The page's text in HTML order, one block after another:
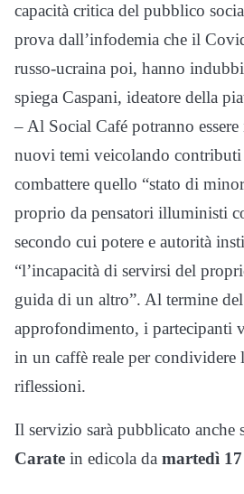
capacità critica del pubblico
prova dall’infodemia che il
russo-ucraina poi, hanno
spiega Caspani, ideatore della
– Al Social Café potranno
nuovi temi veicolando
combattere quello “stato di
proprio da pensatori illuministi
secondo cui potere e autorità
“l’incapacità di servirsi del
guida di un altro”. Al termine
approfondimento, i partecipanti
in un caffè reale per condividere
riflessioni.
Il servizio sarà pubblicato anche
Carate in edicola da martedì